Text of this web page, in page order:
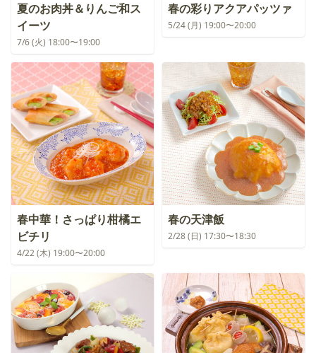
夏のお肉丼＆りんご和ス
イーツ
7/6 (火) 18:00〜19:00
春の彩りアクアパッツァ
5/24 (月) 19:00〜20:00
春中華！さっぱり柑橘エ
ビチリ
4/22 (木) 19:00〜20:00
春の天津飯
2/28 (日) 17:30〜18:30